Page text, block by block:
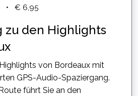
• € 6,95
zu den Highlights
von Bordeaux mit
GPS-Audio-Spaziergang.
führt Sie an den